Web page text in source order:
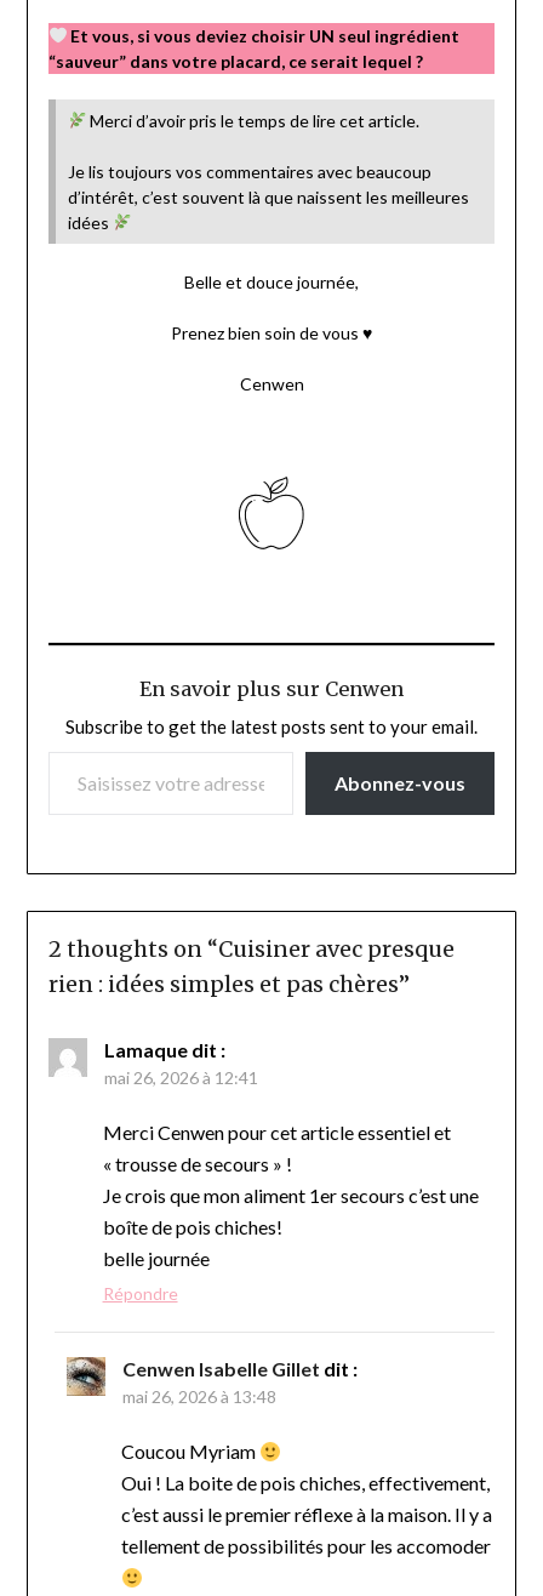
Et vous, si vous deviez choisir UN seul ingrédient
“sauveur” dans votre placard, ce serait lequel ?
Merci d’avoir pris le temps de lire cet article.
Je lis toujours vos commentaires avec beaucoup
d’intérêt, c’est souvent là que naissent les meilleures
idées
Belle et douce journée,
Prenez bien soin de vous ♥
Cenwen
En savoir plus sur Cenwen
Subscribe to get the latest posts sent to your email.
SAISISSEZ VOTRE ADRESSE E-MAIL…
Abonnez-vous
2 thoughts on “Cuisiner avec presque
rien : idées simples et pas chères”
Lamaque dit :
mai 26, 2026 à 12:41
Merci Cenwen pour cet article essentiel et
« trousse de secours » !
Je crois que mon aliment 1er secours c’est une
boîte de pois chiches!
belle journée
Répondre
Cenwen Isabelle Gillet dit :
mai 26, 2026 à 13:48
Coucou Myriam
Oui ! La boite de pois chiches, effectivement,
c’est aussi le premier réflexe à la maison. Il y a
tellement de possibilités pour les accomoder